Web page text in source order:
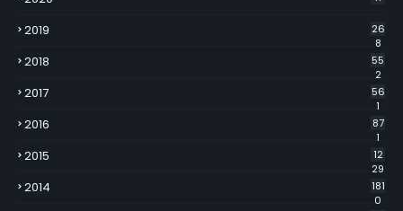
2019
26
8
2018
55
2
2017
56
1
2016
87
1
2015
12
29
2014
181
0